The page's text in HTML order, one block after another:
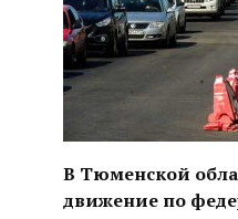
В Тюменской
движение по